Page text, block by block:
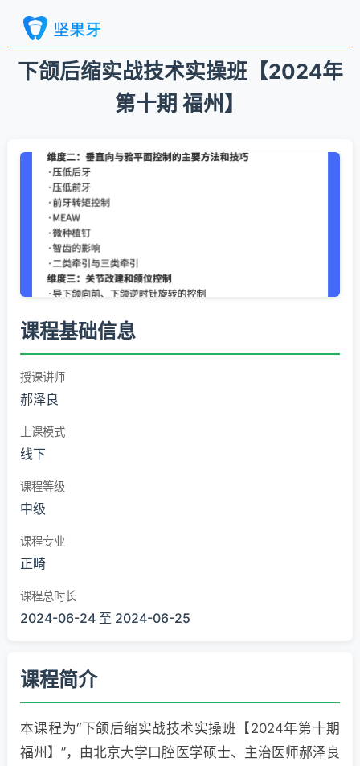
下颌后缩实战技术实操班【2024年
第十期 福州】
课程基础信息
授课讲师
郝泽良
上课模式
线下
课程等级
中级
课程专业
正畸
课程总时长
2024-06-24 至 2024-06-25
课程简介
本课程为“下颌后缩实战技术实操班【2024年第十期
福州】”，由北京大学口腔医学硕士、主治医师郝泽良